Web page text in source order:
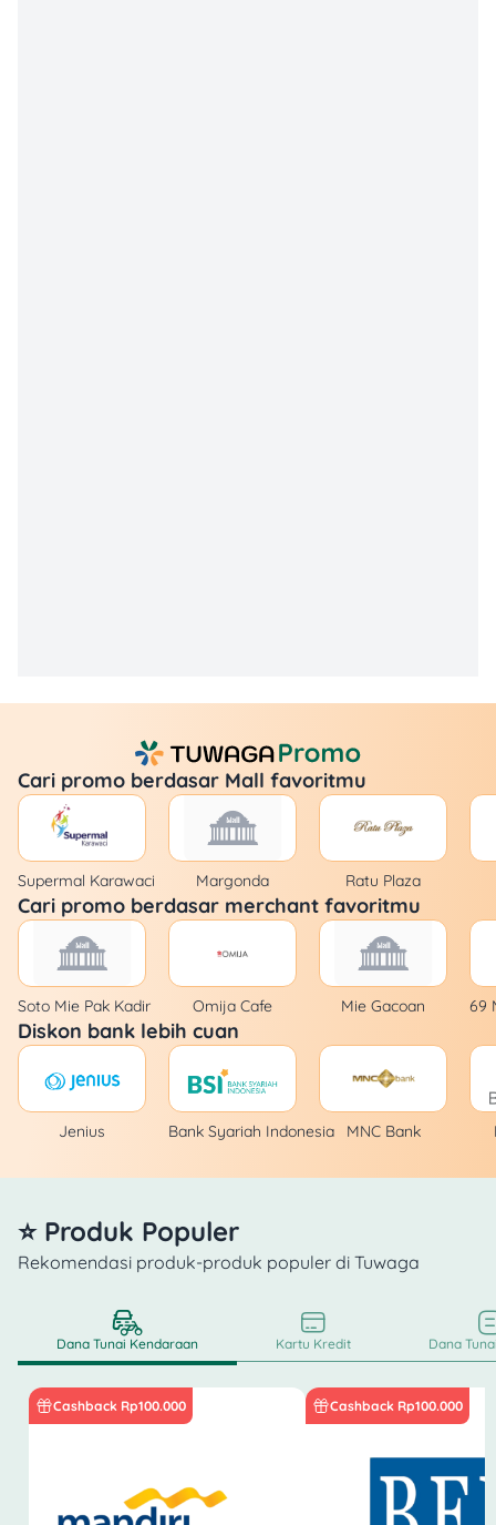
Cari promo berdasar Mall favoritmu
Supermal Karawaci Margonda Ratu Plaza
Cari promo berdasar merchant favoritmu
Soto Mie Pak Kadir Omija Cafe Mie Gacoan 69
Diskon bank lebih cuan
Jenius Bank Syariah Indonesia MNC Bank
⭐ Produk Populer
Rekomendasi produk-produk populer di Tuwaga
Dana Tunai Kendaraan Kartu Kredit Dana
Cashback Rp100.000 Cashback Rp100.000